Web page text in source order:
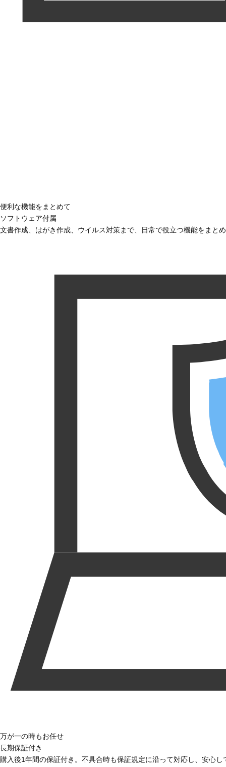
便利な機能をまとめて
ソフトウェア付属
文書作成、はがき作成、ウイルス対策まで、日常で役立つ機能をまと
万が一の時もお任せ
長期保証付き
購入後1年間の保証付き。不具合時も保証規定に沿って対応し、安心